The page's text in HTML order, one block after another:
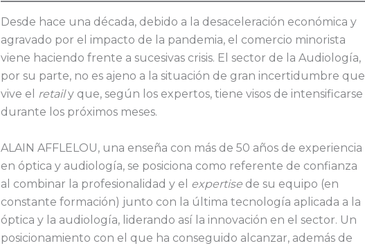
Desde hace una década, debido a la desaceleración económica y
agravado por el impacto de la pandemia, el comercio minorista
viene haciendo frente a sucesivas crisis. El sector de la Audiología,
por su parte, no es ajeno a la situación de gran incertidumbre que
vive el retaily que, según los expertos, tiene visos de intensificarse
durante los próximos meses.
ALAIN AFFLELOU, una enseña con más de 50 años de experiencia
en óptica y audiología, se posiciona como referente de confianza
al combinar la profesionalidad y el expertise de su equipo (en
constante formación) junto con la última tecnología aplicada a la
óptica y la audiología, liderando así la innovación en el sector. Un
posicionamiento con el que ha conseguido alcanzar, además de